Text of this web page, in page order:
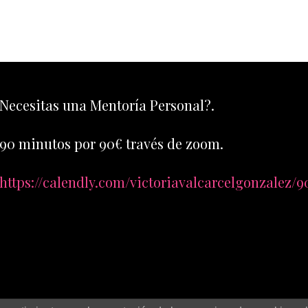
Necesitas una Mentoría Personal?.
90 minutos por 90€ través de zoom.
https://calendly.com/victoriavalcarcelgonzalez/